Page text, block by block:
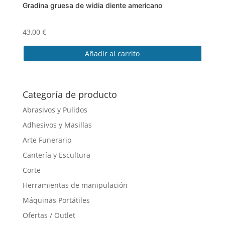
Gradina gruesa de widia diente americano
43,00 €
Añadir al carrito
Categoría de producto
Abrasivos y Pulidos
Adhesivos y Masillas
Arte Funerario
Cantería y Escultura
Corte
Herramientas de manipulación
Máquinas Portátiles
Ofertas / Outlet